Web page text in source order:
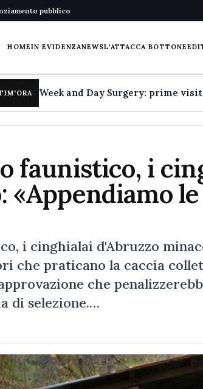
pubblico
HOMEIN EVIDENZANEWSL'ATTACCA BOTTONE
faunistico, i
«Appendiamo
i cinghialai d'Abruzzo
che praticano la caccia
che
di selezione.…